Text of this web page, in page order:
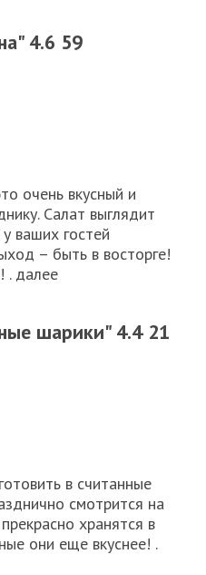
4.6 59
очень вкусный и
Салат выглядит
ваших гостей
– быть в восторге!
. далее
шарики" 4.4 21
в считанные
смотрится на
хранятся в
они еще вкуснее! .